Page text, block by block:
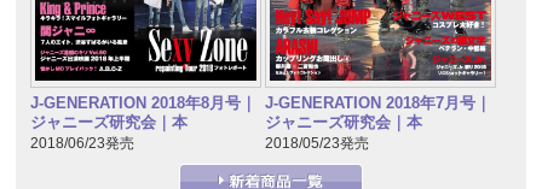
J-GENERATION 2018年8月号｜
ジャニーズ研究会｜本
2018/06/23発売
J-GENERATION 2018年7月号｜
ジャニーズ研究会｜本
2018/05/23発売